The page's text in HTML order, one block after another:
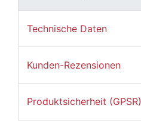
Technische Daten
Kunden-Rezensionen
Produktsicherheit (GPSR)